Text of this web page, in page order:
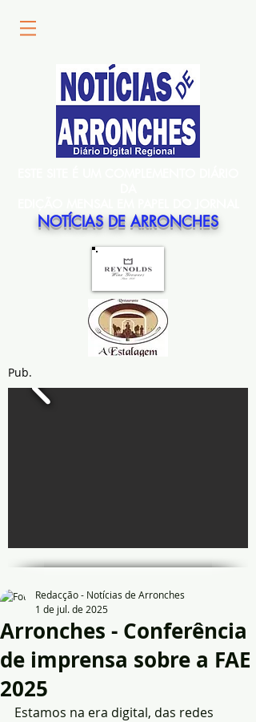
NOTÍCIAS DE ARRONCHES
Pub.
Arronches - Conferência
de imprensa sobre a FAE
2025
Redacção - Notícias de Arronches
1 de jul. de 2025
Estamos na era digital, das redes